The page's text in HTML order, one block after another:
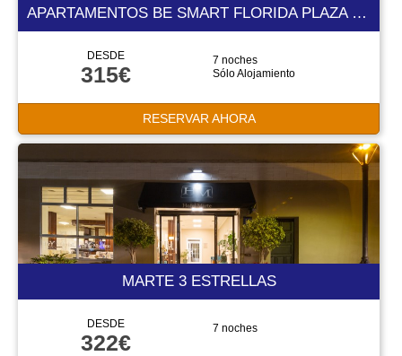
APARTAMENTOS BE SMART FLORIDA PLAZA 3 ESTRELLAS
DESDE
315€
7 noches
Sólo Alojamiento
RESERVAR AHORA
MARTE 3 ESTRELLAS
DESDE
322€
7 noches